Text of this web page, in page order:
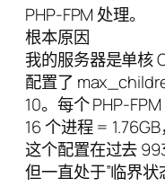
PHP-FPM 处理。
根本原因
我的服务器是单核
配置了
10。每个 PHP-FPM
16 个进程 =
这个配置在过去
但一直处于”临界